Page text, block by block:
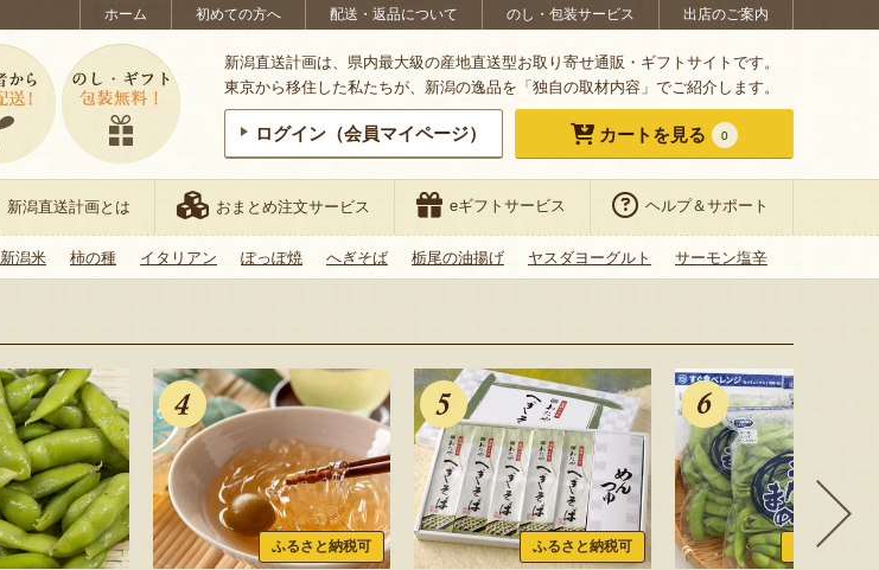
ホーム 初めての方へ 配送・返品について のし・包装サービス 出店のご案内
新潟直送計画は、県内最大級の産地直送型お取り寄せ通販・ギフトサイトです。
東京から移住した私たちが、新潟の逸品を「独自の取材内容」でご紹介します。
ログイン（会員マイページ） カートを見る 0
新潟直送計画とは おまとめ注文サービス eギフトサービス ヘルプ＆サポート
新潟米 柿の種 イタリアン ぽっぽ焼 へぎそば 栃尾の油揚げ ヤスダヨーグルト サーモン塩辛
ふるさと納税可 ふるさと納税可 ふるさと納